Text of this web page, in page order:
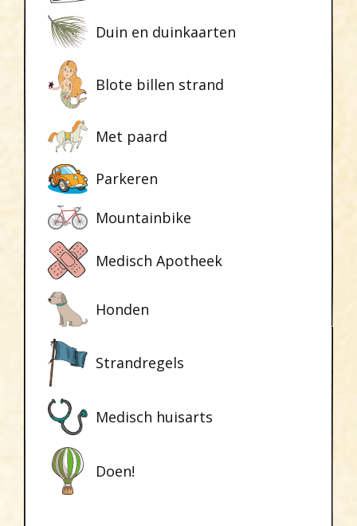
Duin en duinkaarten
Blote billen strand
Met paard
Parkeren
Mountainbike
Medisch Apotheek
Honden
Strandregels
Medisch huisarts
Doen!